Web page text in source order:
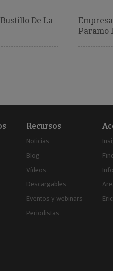
De La
Paramo
Recursos
Noticias
Blog
Vídeos
Descargables
Eventos y webinars
Periodistas